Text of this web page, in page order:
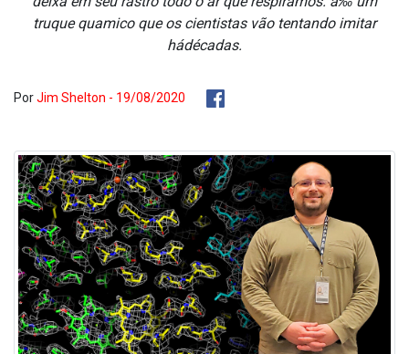
truque qua­mico que os cientistas vão tentando imitar
hádécadas.
PorJim Shelton - 19/08/2020